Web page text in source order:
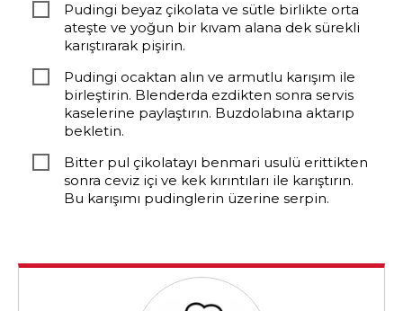
Pudingi beyaz çikolata ve sütle birlikte orta
ateşte ve yoğun bir kıvam alana dek sürekli
karıştırarak pişirin.
Pudingi ocaktan alın ve armutlu karışım ile
birleştirin. Blenderda ezdikten sonra servis
kaselerine paylaştırın. Buzdolabına aktarıp
bekletin.
Bitter pul çikolatayı benmari usulü erittikten
sonra ceviz içi ve kek kırıntıları ile karıştırın.
Bu karışımı pudinglerin üzerine serpin.